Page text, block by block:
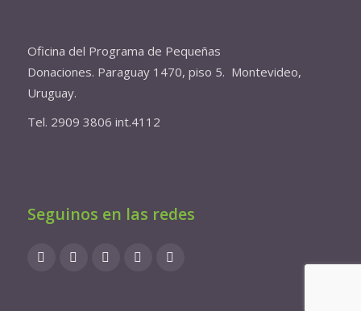
Oficina del Programa de Pequeñas
Donaciones. Paraguay 1470, piso 5. Montevideo,
Uruguay.
Tel. 2909 3806 int.4112
Seguinos en las redes